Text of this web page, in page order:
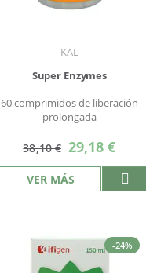
KAL
Super Enzymes
60 comprimidos de liberación
prolongada
38,10 € Precio
especial
29,18 €
VER MÁS
-24%